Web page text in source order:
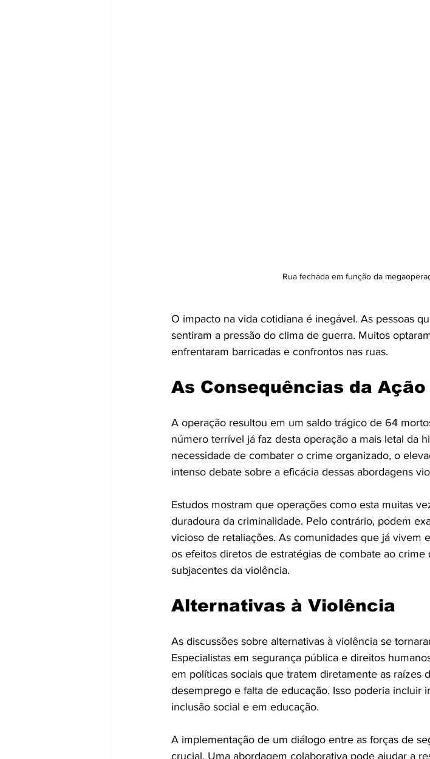
Rua fechada em função da
O impacto na vida cotidiana é inegável. As pessoas
sentiram a pressão do clima de guerra. Muitos
enfrentaram barricadas e confrontos nas ruas.
As Consequências da
A operação resultou em um saldo trágico de 64
número terrível já faz desta operação a mais letal da
necessidade de combater o crime organizado, o
intenso debate sobre a eficácia dessas abordagens
Estudos mostram que operações como esta muitas
duradoura da criminalidade. Pelo contrário, podem
vicioso de retaliações. As comunidades que já vivem
os efeitos diretos de estratégias de combate ao crime
subjacentes da violência.
Alternativas à Violência
As discussões sobre alternativas à violência se
Especialistas em segurança pública e direitos
em políticas sociais que tratem diretamente as raízes
desemprego e falta de educação. Isso poderia incluir
inclusão social e em educação.
A implementação de um diálogo entre as forças de
crucial. Uma abordagem colaborativa pode ajudar a